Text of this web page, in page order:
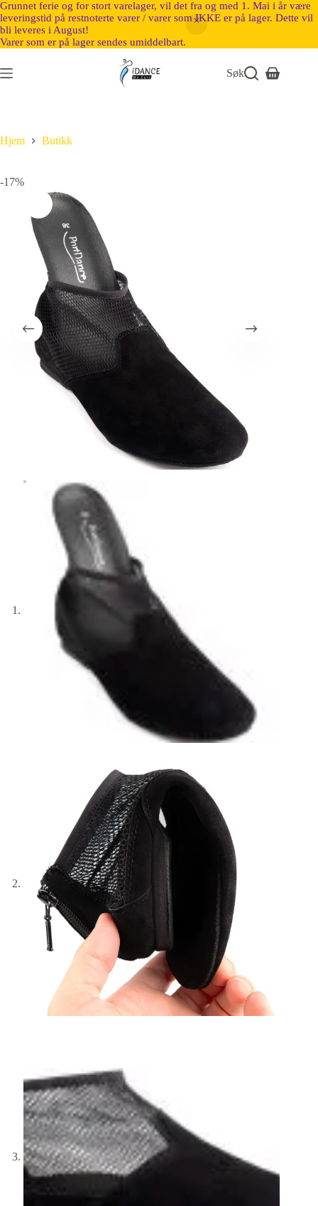
Grunnet ferie og for stort varelager, vil det fra og med 1. Mai i år være
leveringstid på restnoterte varer / varer som IKKE er på lager. Dette vil
bli leveres i August!
Varer som er på lager sendes umiddelbart.
Søk
Hjem Butikk
-17%